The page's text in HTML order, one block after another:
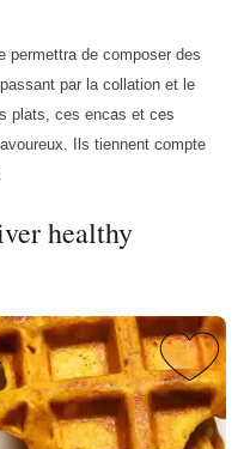
permettra de composer des
par la collation et le
plats, ces encas et ces
Ils tiennent compte
healthy